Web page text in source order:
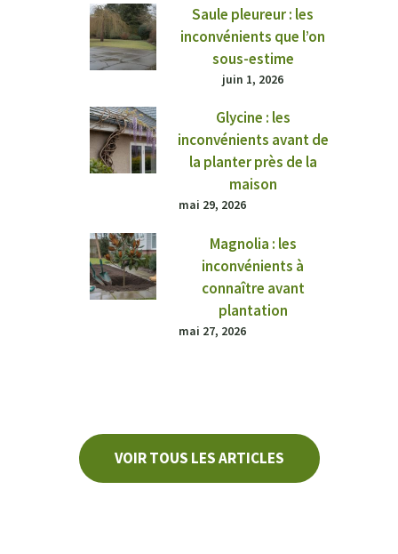
Saule pleureur : les
inconvénients que l’on
sous-estime
juin 1, 2026
Glycine : les
inconvénients avant de
la planter près de la
maison
mai 29, 2026
Magnolia : les
inconvénients à
connaître avant
plantation
mai 27, 2026
VOIR TOUS LES ARTICLES